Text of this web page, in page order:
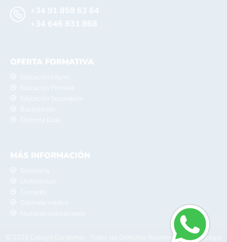
+34 91 858 63 64
+34 646 831 868
OFERTA FORMATIVA
Educación Infantil
Educación Primaria
Educación Secundaria
Bachillerato
Diploma Dual
MÁS INFORMACIÓN
Secretaría
Uniformidad
Comedor
Gabinete médico
Nuestras instalaciones
© 2025 Colegio Gondomar - Todos los Derechos Reservados -Aviso Legal